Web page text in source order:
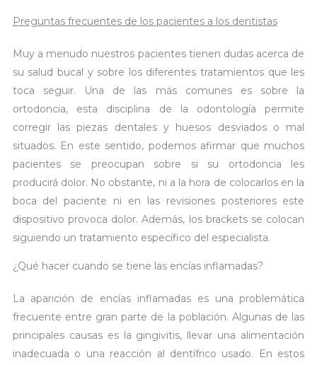
Preguntas frecuentes de los pacientes a los dentistas
Muy a menudo nuestros pacientes tienen dudas acerca de
su salud bucal y sobre los diferentes tratamientos que les
toca seguir. Una de las más comunes es sobre la
ortodoncia, esta disciplina de la odontología permite
corregir las piezas dentales y huesos desviados o mal
situados. En este sentido, podemos afirmar que muchos
pacientes se preocupan sobre si su ortodoncia les
producirá dolor. No obstante, ni a la hora de colocarlos en la
boca del paciente ni en las revisiones posteriores este
dispositivo provoca dolor. Además, los brackets se colocan
siguiendo un tratamiento específico del especialista.
¿Qué hacer cuando se tiene las encías inflamadas?
La aparición de encías inflamadas es una problemática
frecuente entre gran parte de la población. Algunas de las
principales causas es la gingivitis, llevar una alimentación
inadecuada o una reacción al dentífrico usado. En estos